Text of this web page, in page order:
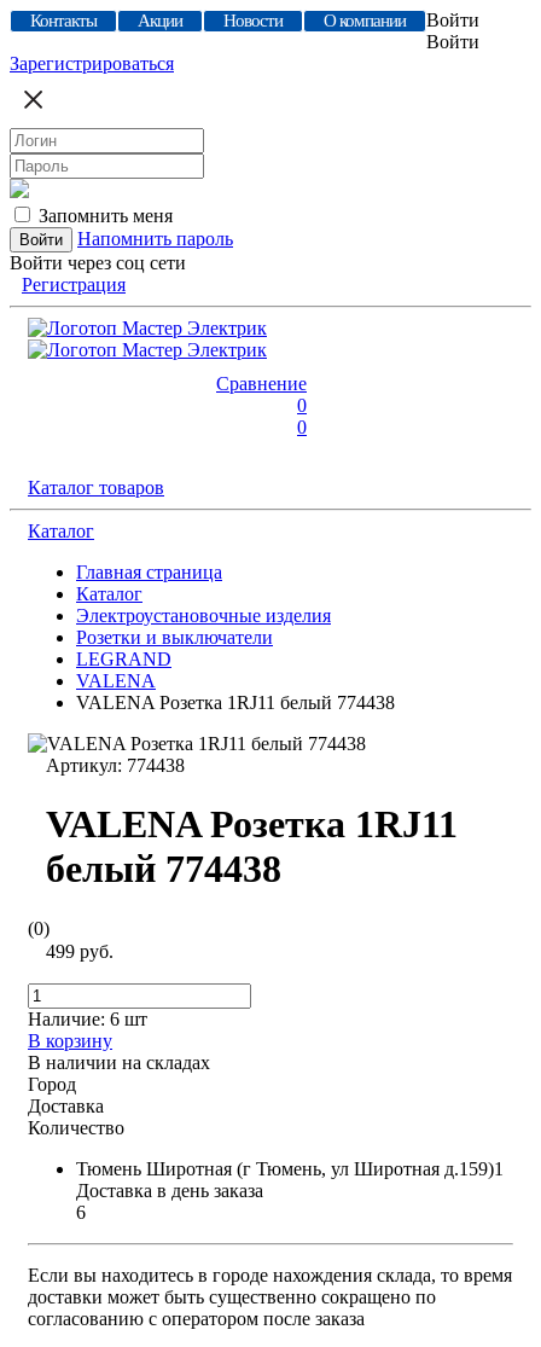
Контакты Акции Новости О компании
Войти
Войти
Зарегистрироваться
Запомнить меня
Напомнить пароль
Войти через соц сети
Регистрация
Сравнение
0
0
Каталог товаров
Каталог
Главная страница
Каталог
Электроустановочные изделия
Розетки и выключатели
LEGRAND
VALENA
VALENA Розетка 1RJ11 белый 774438
Артикул: 774438
VALENA Розетка 1RJ11
белый 774438
(0)
499 руб.
Наличие: 6 шт
В корзину
В наличии на складах
Город
Доставка
Количество
Тюмень Широтная (г Тюмень, ул Широтная д.159)1
Доставка в день заказа
6
Если вы находитесь в городе нахождения склада, то время
доставки может быть существенно сокращено по
согласованию с оператором после заказа